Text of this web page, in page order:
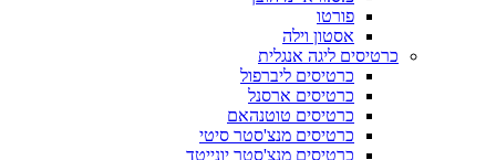
פורטו
אסטון וילה
כרטיסים ליגה אנגלית
כרטיסים ליברפול
כרטיסים ארסנל
כרטיסים טוטנהאם
כרטיסים מנצ'סטר סיטי
כרטיסים מנצ'סטר יונייטד